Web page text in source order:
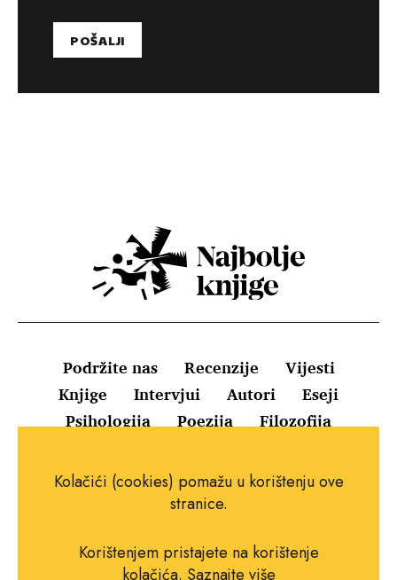
Podržite nas Recenzije
Vijesti
Knjige
Intervjui Autori
Eseji
Psihologija
Poezija Filozofija
Uvjeti korištenja
Pravila o kolačićima
Impressum
Kolačići (cookies) pomažu u korištenju ove
stranice.
Korištenjem pristajete na korištenje
kolačića. Saznajte više